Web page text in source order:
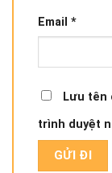
Email *
Lưu tên
trình duyệt